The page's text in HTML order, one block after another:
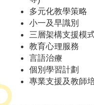
多元化教學策略
小一及早識別
三層架構支援模
教育心理服務
言語治療
個別學習計劃
專業支援及教師